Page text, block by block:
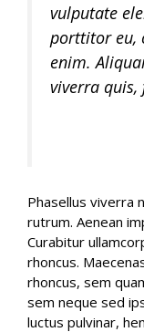
vulputate
porttitor eu,
enim.
viverra quis,
Phasellus viverra
rutrum. Aenean
Curabitur
rhoncus.
rhoncus, sem
sem neque sed
luctus pulvinar,